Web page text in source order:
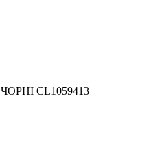
CL1059413